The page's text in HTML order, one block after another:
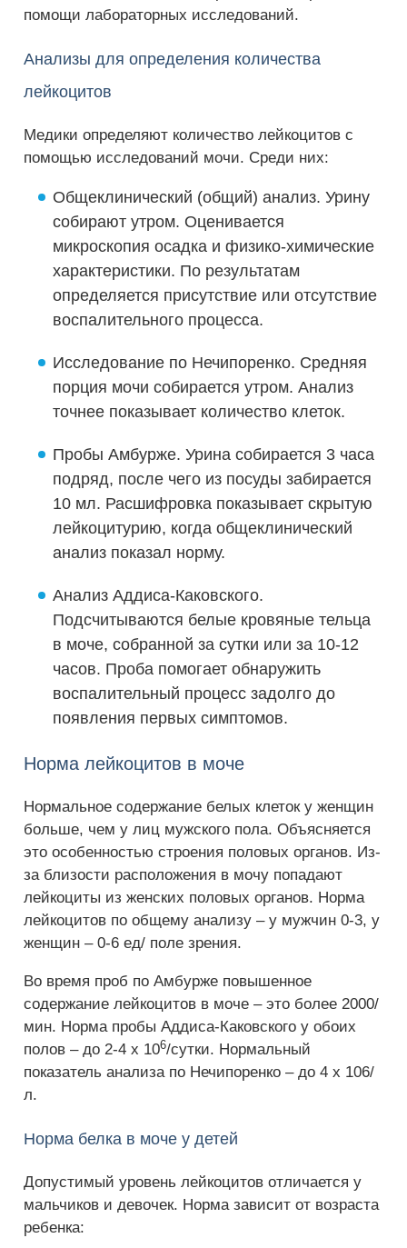
помощи лабораторных исследований.
Анализы для определения количества
лейкоцитов
Медики определяют количество лейкоцитов с
помощью исследований мочи. Среди них:
Общеклинический (общий) анализ. Урину
собирают утром. Оценивается
микроскопия осадка и физико-химические
характеристики. По результатам
определяется присутствие или отсутствие
воспалительного процесса.
Исследование по Нечипоренко. Средняя
порция мочи собирается утром. Анализ
точнее показывает количество клеток.
Пробы Амбурже. Урина собирается 3 часа
подряд, после чего из посуды забирается
10 мл. Расшифровка показывает скрытую
лейкоцитурию, когда общеклинический
анализ показал норму.
Анализ Аддиса-Каковского.
Подсчитываются белые кровяные тельца
в моче, собранной за сутки или за 10-12
часов. Проба помогает обнаружить
воспалительный процесс задолго до
появления первых симптомов.
Норма лейкоцитов в моче
Нормальное содержание белых клеток у женщин
больше, чем у лиц мужского пола. Объясняется
это особенностью строения половых органов. Из-
за близости расположения в мочу попадают
лейкоциты из женских половых органов. Норма
лейкоцитов по общему анализу – у мужчин 0-3, у
женщин – 0-6 ед/ поле зрения.
Во время проб по Амбурже повышенное
содержание лейкоцитов в моче – это более 2000/
мин. Норма пробы Аддиса-Каковского у обоих
полов – до 2-4 х 106/сутки. Нормальный
показатель анализа по Нечипоренко – до 4 х 106/
л.
Норма белка в моче у детей
Допустимый уровень лейкоцитов отличается у
мальчиков и девочек. Норма зависит от возраста
ребенка: